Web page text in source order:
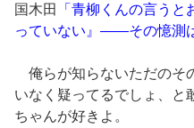
国木田
「青柳くんの言う
っていない』――その憶測
俺らが知らないただのそ
いなく疑ってるでしょ、と
ちゃんが好きよ。